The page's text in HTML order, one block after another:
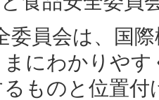
員会は、国
にわかりや
ものと位置